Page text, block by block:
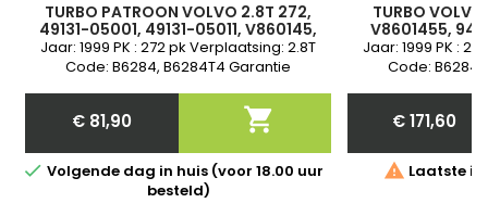
TURBO PATROON VOLVO 2.8T 272,
49131-05001, 49131-05011, V860145,
94763
Jaar: 1999 PK : 272 pk Verplaatsing: 2.8T
Code: B6284, B6284T4 Garantie
Price
€ 81,90 
 Volgende dag in huis (voor 18.00 uur
besteld)
TURBO
V8601455,
49131-05011,
Jaar: 1999 PK :
Code: B6284,
Price
€ 171,60
 Laatste